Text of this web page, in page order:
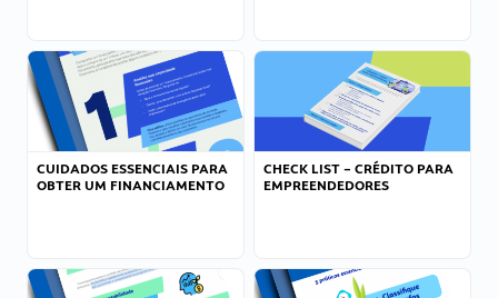
CUIDADOS ESSENCIAIS PARA
OBTER UM FINANCIAMENTO
CHECK LIST – CRÉDITO PARA
EMPREENDEDORES